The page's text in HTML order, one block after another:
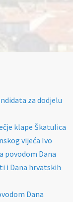
za dodjelu
klape Škatulica
vijeća Ivo
povodom Dana
i Dana hrvatskih
Dana